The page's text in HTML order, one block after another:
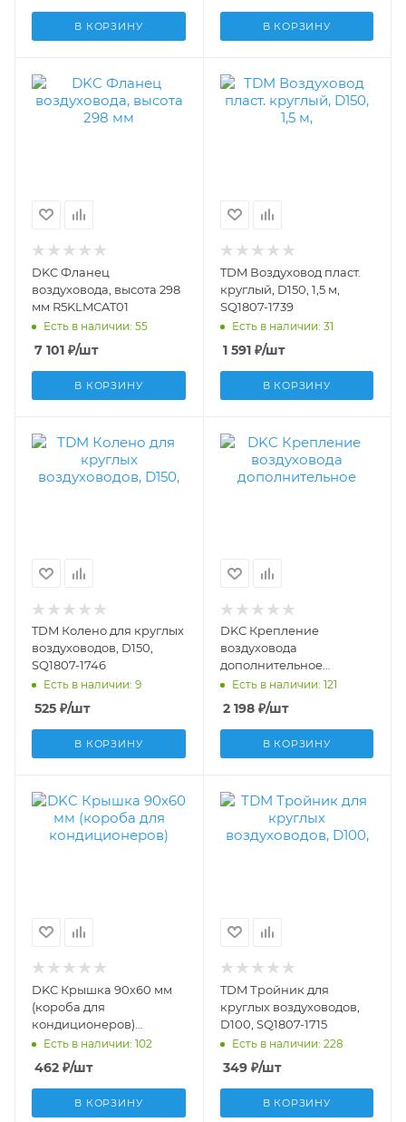
В КОРЗИНУ В КОРЗИНУ
DKC Фланец
воздуховода, высота 298
мм R5KLMCAT01
Есть в наличии: 55
7 101 ₽/шт
В КОРЗИНУ
TDM Воздуховод пласт.
круглый, D150, 1,5 м,
SQ1807-1739
Есть в наличии: 31
1 591₽/шт
В КОРЗИНУ
TDM Колено для круглых
воздуховодов, D150,
SQ1807-1746
Есть в наличии: 9
525 ₽/шт
В КОРЗИНУ
DKC Крепление
воздуховода
дополнительное
R5KLMCAT05
Есть в наличии: 121
2 198₽/шт
В КОРЗИНУ
DKC Крышка 90х60 мм
(короба для
кондиционеров)
AIR00906
Есть в наличии: 102
462 ₽/шт
В КОРЗИНУ
TDM Тройник для
круглых воздуховодов,
D100, SQ1807-1715
Есть в наличии: 228
349₽/шт
В КОРЗИНУ